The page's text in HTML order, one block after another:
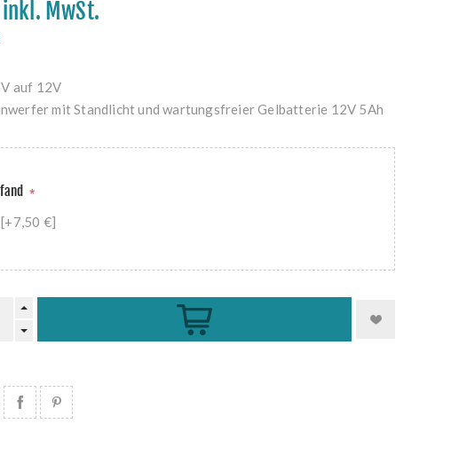
MwSt.
auf 12V
mit Standlicht und wartungsfreier Gelbatterie 12V 5Ah
*
€]
Kaufen